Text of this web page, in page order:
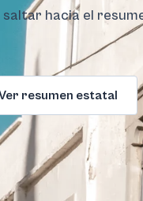
hacia el
resumen estatal